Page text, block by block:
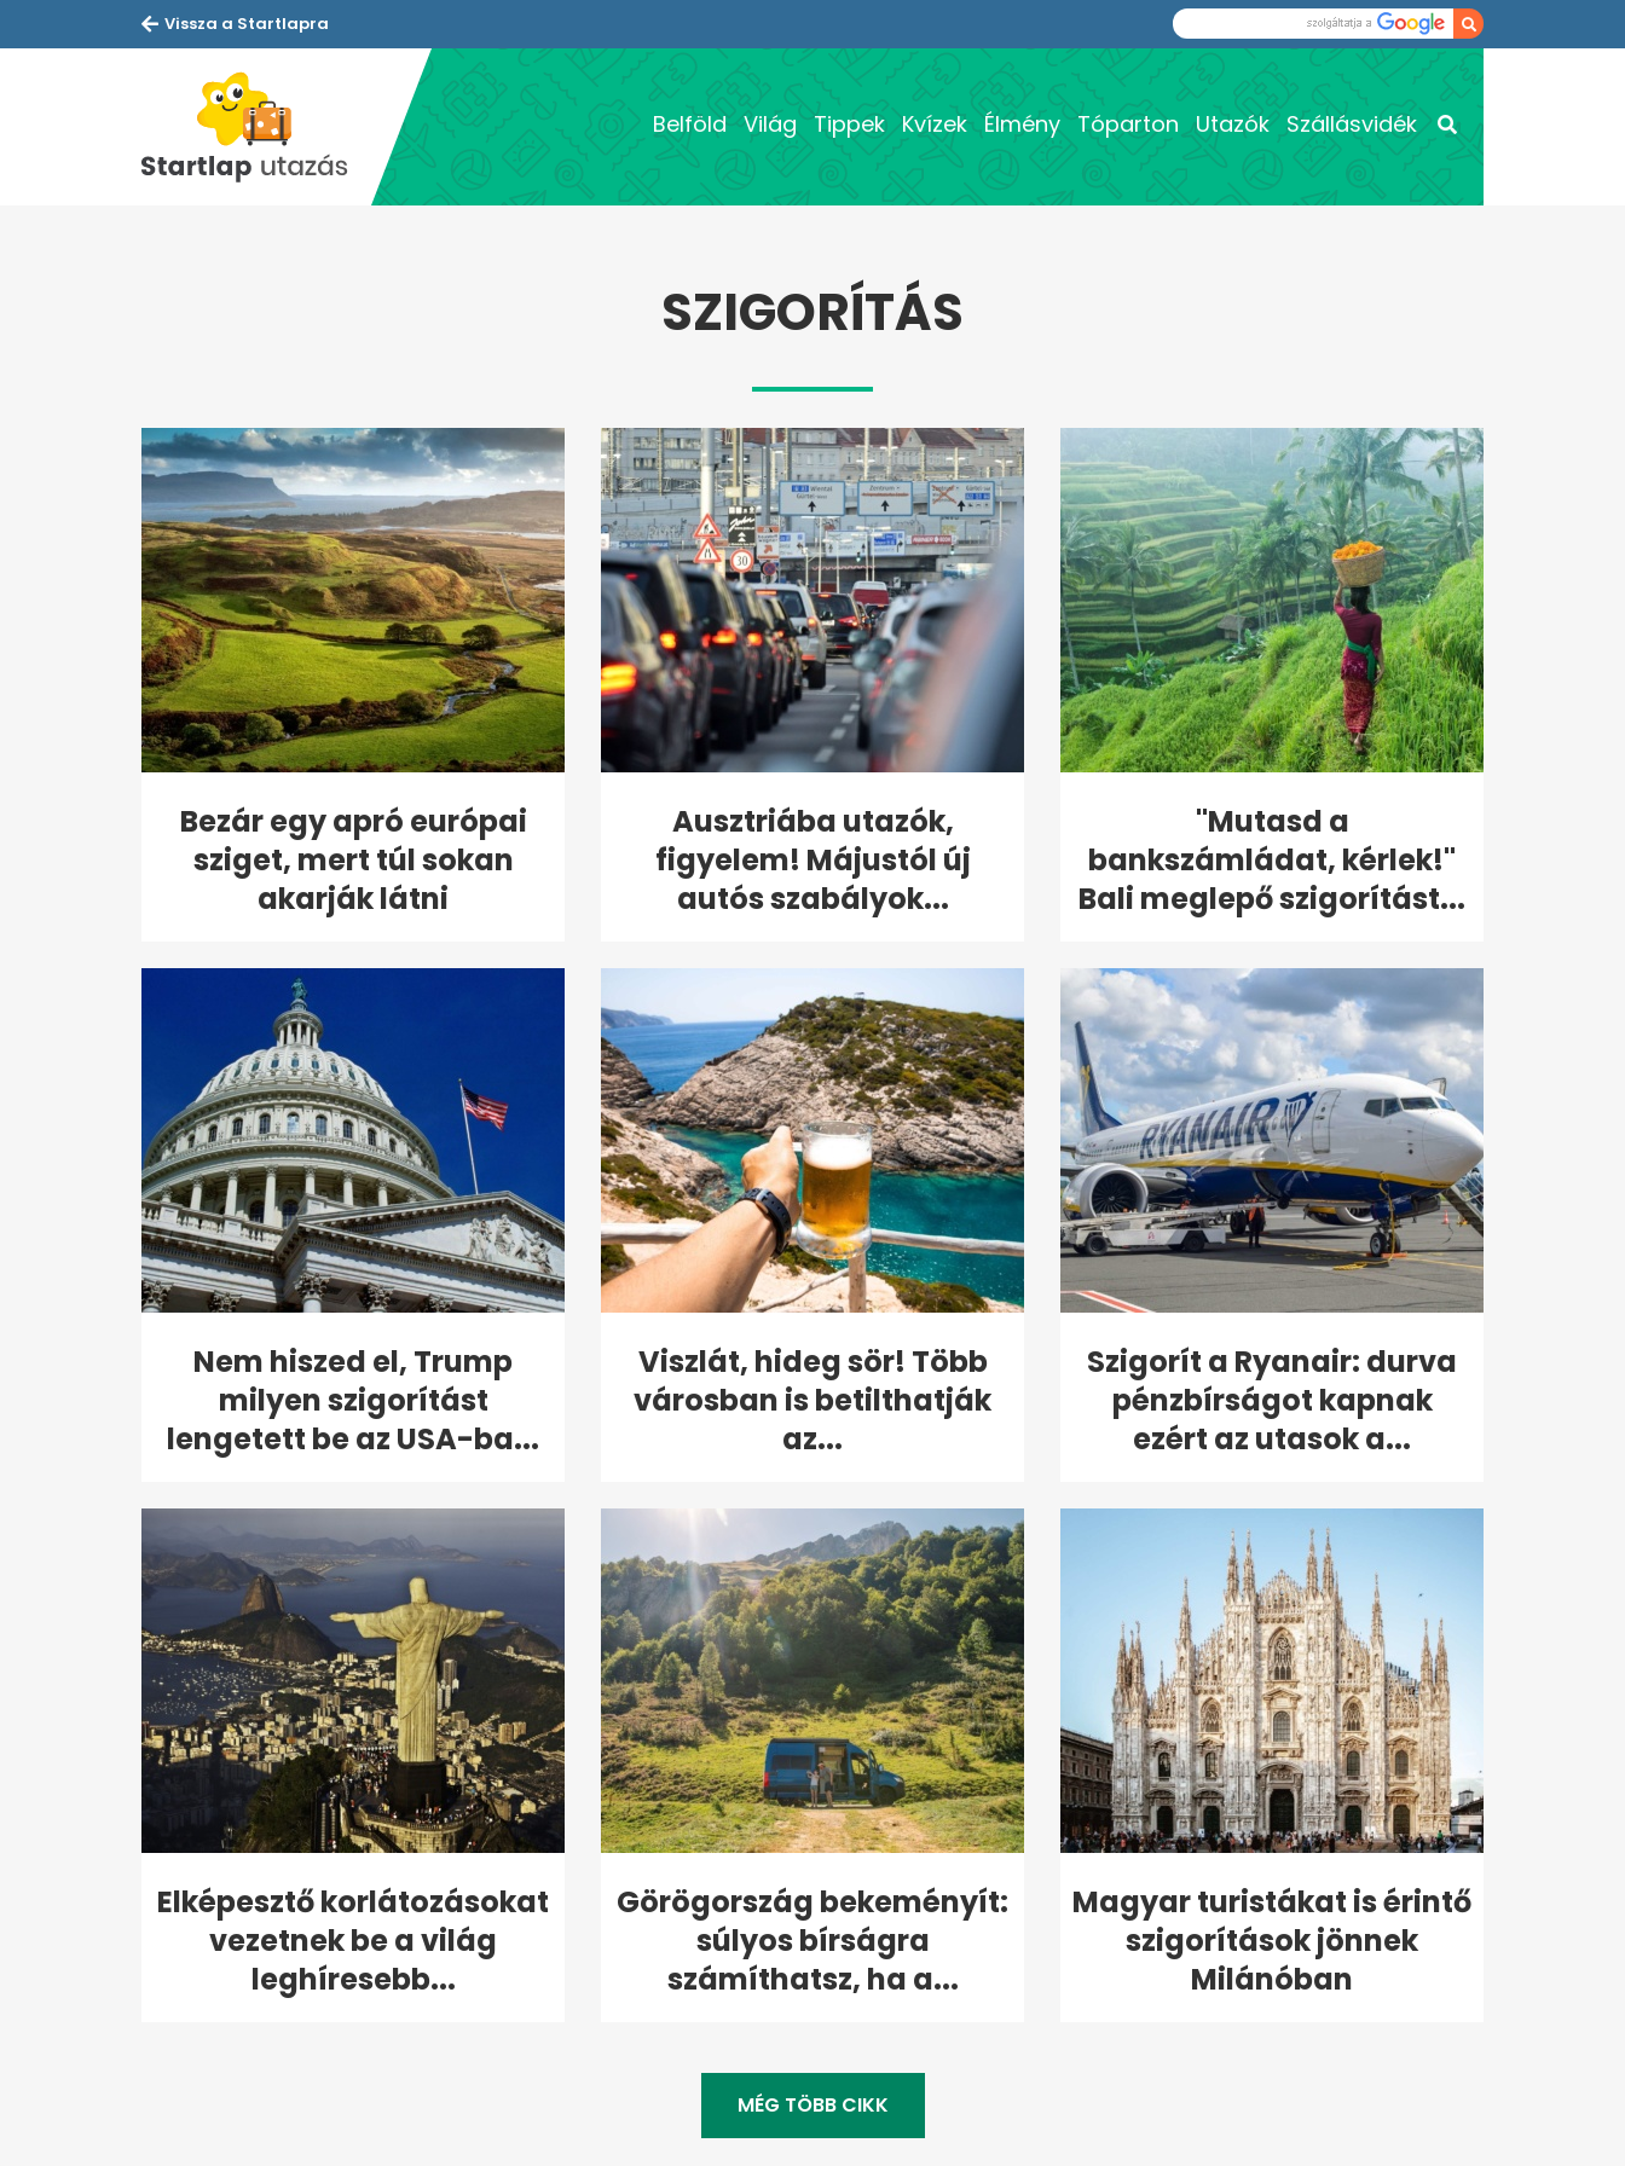
Vissza a Startlapra
Belföld Világ Tippek Kvízek Élmény Tóparton Utazók Szállásvidék
SZIGORÍTÁS
Bezár egy apró európai
sziget, mert túl sokan
akarják látni
Ausztriába utazók,
figyelem! Májustól új
autós szabályok...
"Mutasd a
bankszámládat, kérlek!"
Bali meglepő szigorítást...
Nem hiszed el, Trump
milyen szigorítást
lengetett be az USA-ba...
Viszlát, hideg sör! Több
városban is betilthatják
az...
Szigorít a Ryanair: durva
pénzbírságot kapnak
ezért az utasok a...
Elképesztő korlátozásokat
vezetnek be a világ
leghíresebb...
Görögország bekeményít:
súlyos bírságra
számíthatsz, ha a...
Magyar turistákat is érintő
szigorítások jönnek
Milánóban
MÉG TÖBB CIKK